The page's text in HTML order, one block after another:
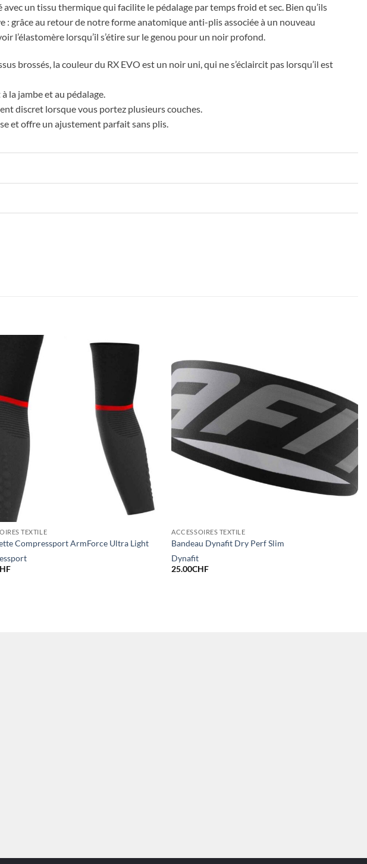
un tissu thermique qui facilite le pédalage par temps froid et sec. Bien qu’ils
: grâce au retour de notre forme anatomique anti-plis associée à un nouveau
l’élastomère lorsqu’il s’étire sur le genou pour un noir profond.
brossés, la couleur du RX EVO est un noir uni, qui ne s’éclaircit pas lorsqu’il est
la jambe et au pédalage.
discret lorsque vous portez plusieurs couches.
et offre un ajustement parfait sans plis.
TEXTILE
Compressport ArmForce Ultra Light
ACCESSOIRES TEXTILE
Bandeau Dynafit Dry Perf Slim
Dynafit
25.00CHF